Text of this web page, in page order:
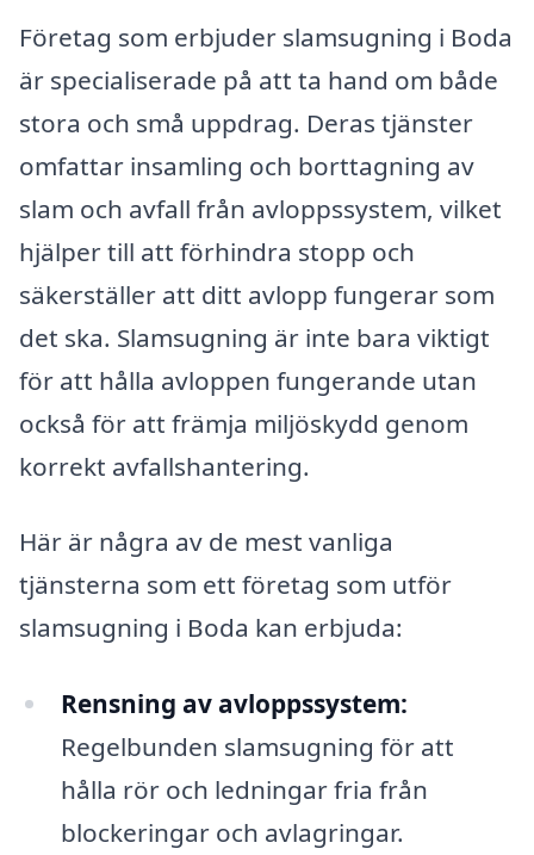
Företag som erbjuder slamsugning i Boda
är specialiserade på att ta hand om både
stora och små uppdrag. Deras tjänster
omfattar insamling och borttagning av
slam och avfall från avloppssystem, vilket
hjälper till att förhindra stopp och
säkerställer att ditt avlopp fungerar som
det ska. Slamsugning är inte bara viktigt
för att hålla avloppen fungerande utan
också för att främja miljöskydd genom
korrekt avfallshantering.
Här är några av de mest vanliga
tjänsterna som ett företag som utför
slamsugning i Boda kan erbjuda:
Rensning av avloppssystem:
Regelbunden slamsugning för att
hålla rör och ledningar fria från
blockeringar och avlagringar.